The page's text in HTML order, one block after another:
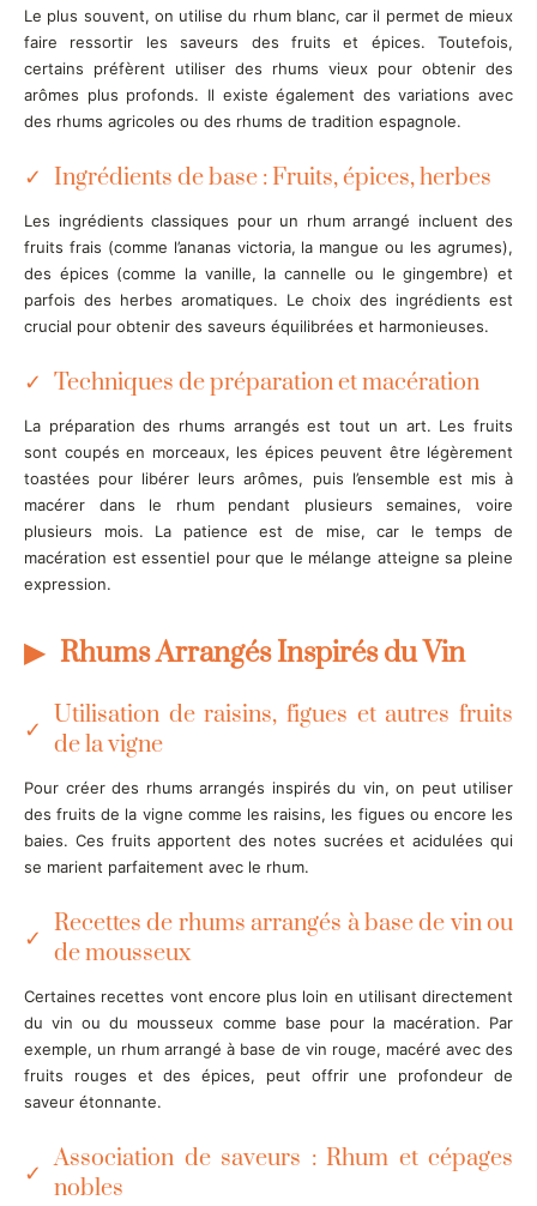
Le plus souvent, on utilise du rhum blanc, car il permet de mieux
faire ressortir les saveurs des fruits et épices. Toutefois,
certains préfèrent utiliser des rhums vieux pour obtenir des
arômes plus profonds. Il existe également des variations avec
des rhums agricoles ou des rhums de tradition espagnole.
Ingrédients de base : Fruits, épices, herbes
Les ingrédients classiques pour un rhum arrangé incluent des
fruits frais (comme l’ananas victoria, la mangue ou les agrumes),
des épices (comme la vanille, la cannelle ou le gingembre) et
parfois des herbes aromatiques. Le choix des ingrédients est
crucial pour obtenir des saveurs équilibrées et harmonieuses.
Techniques de préparation et macération
La préparation des rhums arrangés est tout un art. Les fruits
sont coupés en morceaux, les épices peuvent être légèrement
toastées pour libérer leurs arômes, puis l’ensemble est mis à
macérer dans le rhum pendant plusieurs semaines, voire
plusieurs mois. La patience est de mise, car le temps de
macération est essentiel pour que le mélange atteigne sa pleine
expression.
Rhums Arrangés Inspirés du Vin
Utilisation de raisins, figues et autres fruits
de la vigne
Pour créer des rhums arrangés inspirés du vin, on peut utiliser
des fruits de la vigne comme les raisins, les figues ou encore les
baies. Ces fruits apportent des notes sucrées et acidulées qui
se marient parfaitement avec le rhum.
Recettes de rhums arrangés à base de vin ou
de mousseux
Certaines recettes vont encore plus loin en utilisant directement
du vin ou du mousseux comme base pour la macération. Par
exemple, un rhum arrangé à base de vin rouge, macéré avec des
fruits rouges et des épices, peut offrir une profondeur de
saveur étonnante.
Association de saveurs : Rhum et cépages
nobles